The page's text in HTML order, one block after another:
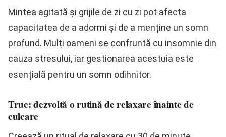
Mintea agitată și grijile de zi cu zi pot afecta
capacitatea de a adormi și de a menține un somn
profund. Mulți oameni se confruntă cu insomnie din
cauza stresului, iar gestionarea acestuia este
esențială pentru un somn odihnitor.
Truc: dezvoltă o rutină de relaxare înainte de
culcare